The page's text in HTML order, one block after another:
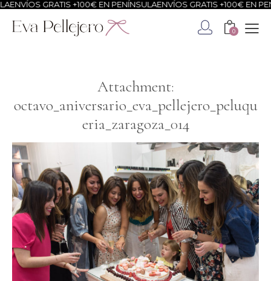
GRATIS +100€ EN PENÍNSULAENVÍOS GRATIS +100€ EN
0
Attachment:
octavo_aniversario_eva_pellejero_peluqu
eria_zaragoza_014